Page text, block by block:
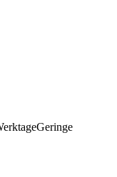
Geringe